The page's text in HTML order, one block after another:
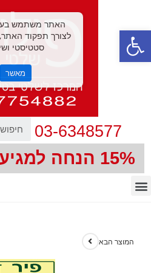
פתח סרגל נגישות
03-6348577
15% הנחה למגיעים ממודעה זו
המוצר הבא
האתר משתמש
לצורך תפקוד האתר,
סטטיסטי
מאשר